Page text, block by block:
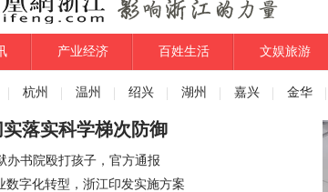
产业经济 百姓生活 文娱旅游
杭州 温州 绍兴 湖州 嘉兴 金华
落实科学梯次防御
办书院殴打孩子，官方通报
数字化转型，浙江印发实施方案